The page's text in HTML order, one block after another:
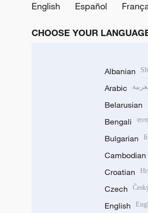
English
Español
CHOOSE YOUR
Albanian
Arabic
Belarusian
Bengali বাংলা
Bulgarian
Cambodian
Croatian
Czech
English